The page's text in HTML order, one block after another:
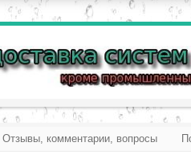
Отзывы, комментарии, вопросы